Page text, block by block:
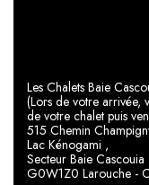
Les Chalets Baie
(Lors de votre arrivée,
de votre chalet puis
515 Chemin
Lac Kénogami ,
Secteur Baie Cascouia
G0W1Z0 Larouche -